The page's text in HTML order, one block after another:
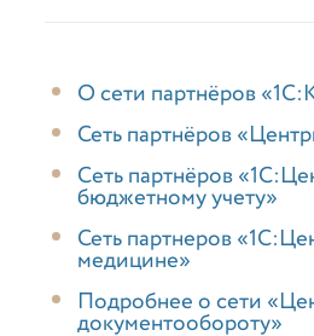
О сети партнёров
Сеть партнёров
Cеть партнёров
бюджетному учету»
Сеть партнеров
медицине»
Подробнее о сети
документообороту»